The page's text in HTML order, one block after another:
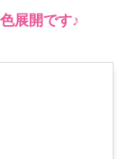
展開です♪